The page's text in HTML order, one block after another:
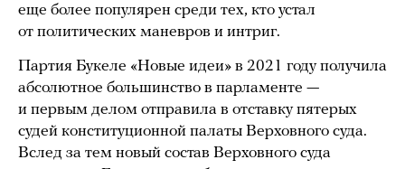
еще более популярен среди тех, кто устал
от политических маневров и интриг.
Партия Букеле «Новые идеи» в 2021 году получила
абсолютное большинство в парламенте —
и первым делом отправила в отставку пятерых
судей конституционной палаты Верховного суда.
Вслед за тем новый состав Верховного суда